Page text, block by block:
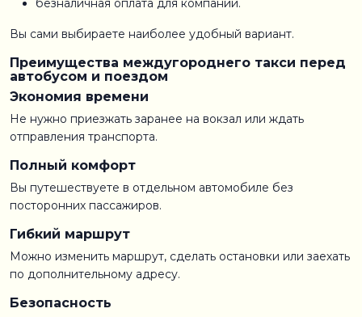
безналичная оплата для компаний.
Вы сами выбираете наиболее удобный вариант.
Преимущества междугороднего такси перед
автобусом и поездом
Экономия времени
Не нужно приезжать заранее на вокзал или ждать
отправления транспорта.
Полный комфорт
Вы путешествуете в отдельном автомобиле без
посторонних пассажиров.
Гибкий маршрут
Можно изменить маршрут, сделать остановки или заехать
по дополнительному адресу.
Безопасность